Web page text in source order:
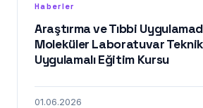
Haberler
Araştırma ve Tıbbi
Moleküler Laboratuvar
Uygulamalı Eğitim Kursu
01.06.2026